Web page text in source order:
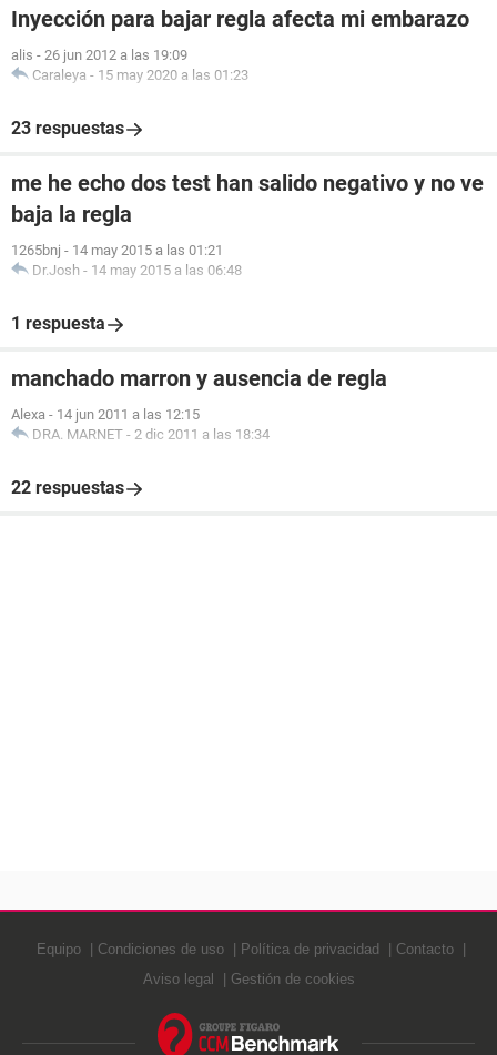
Inyección para bajar regla afecta mi embarazo
alis - 26 jun 2012 a las 19:09
Caraleya - 15 may 2020 a las 01:23
23 respuestas
me he echo dos test han salido negativo y no ve
baja la regla
1265bnj - 14 may 2015 a las 01:21
Dr.Josh - 14 may 2015 a las 06:48
1 respuesta
manchado marron y ausencia de regla
Alexa - 14 jun 2011 a las 12:15
DRA. MARNET - 2 dic 2011 a las 18:34
22 respuestas
Equipo Condiciones de uso Política de privacidad
Contacto
Aviso legal
Gestión de cookies